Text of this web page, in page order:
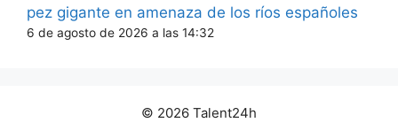
pez gigante en amenaza de los ríos españoles
6 de agosto de 2026 a las 14:32
© 2026 Talent24h